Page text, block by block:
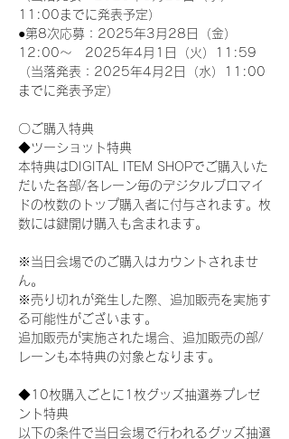
11:00までに発表予定）
●第8次応募：2025年3月28日（金）
12:00～　2025年4月1日（火）11:59
（当落発表：2025年4月2日（水）11:00
までに発表予定）
〇ご購入特典
◆ツーショット特典
本特典はDIGITAL ITEM SHOPでご購入いた
だいた各部/各レーン毎のデジタルブロマイ
ドの枚数のトップ購入者に付与されます。枚
数には鍵開け購入も含まれます。
※当日会場でのご購入はカウントされませ
ん。
※売り切れが発生した際、追加販売を実施す
る可能性がございます。
追加販売が実施された場合、追加販売の部/
レーンも本特典の対象となります。
◆10枚購入ごとに1枚グッズ抽選券プレゼ
ント特典
以下の条件で当日会場で行われるグッズ抽選